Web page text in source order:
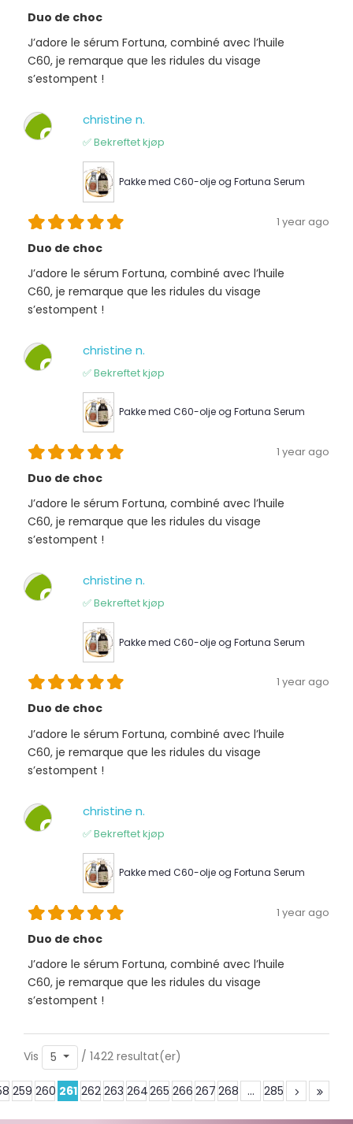
Duo de choc
J’adore le sérum Fortuna, combiné avec l’huile
C60, je remarque que les ridules du visage
s’estompent !
C
christine n.
✅ Bekreftet kjøp
Pakke med C60-olje og Fortuna Serum
1 year ago
Duo de choc
J’adore le sérum Fortuna, combiné avec l’huile
C60, je remarque que les ridules du visage
s’estompent !
C
christine n.
✅ Bekreftet kjøp
Pakke med C60-olje og Fortuna Serum
1 year ago
Duo de choc
J’adore le sérum Fortuna, combiné avec l’huile
C60, je remarque que les ridules du visage
s’estompent !
C
christine n.
✅ Bekreftet kjøp
Pakke med C60-olje og Fortuna Serum
1 year ago
Duo de choc
J’adore le sérum Fortuna, combiné avec l’huile
C60, je remarque que les ridules du visage
s’estompent !
C
christine n.
✅ Bekreftet kjøp
Pakke med C60-olje og Fortuna Serum
1 year ago
Duo de choc
J’adore le sérum Fortuna, combiné avec l’huile
C60, je remarque que les ridules du visage
s’estompent !
Vis 5 / 1422 resultat(er)
259 260 261 262 263 264265 266 267 268 ... 285